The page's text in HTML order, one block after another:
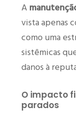
A
vista apenas
como uma
sistêmicas
danos à
O impacto
parados